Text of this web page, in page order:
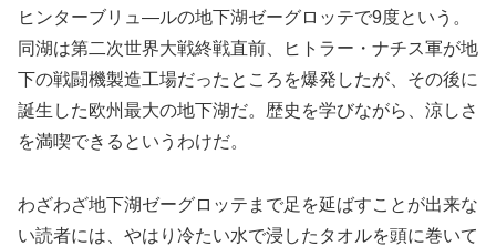
ヒンターブリュ―ルの地下湖ゼーグロッテで9度という。
同湖は第二次世界大戦終戦直前、ヒトラー・ナチス軍が地
下の戦闘機製造工場だったところを爆発したが、その後に
誕生した欧州最大の地下湖だ。歴史を学びながら、涼しさ
を満喫できるというわけだ。
わざわざ地下湖ゼーグロッテまで足を延ばすことが出来な
い読者には、やはり冷たい水で浸したタオルを頭に巻いて